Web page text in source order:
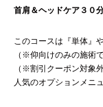
首肩＆ヘッドケア３０
このコースは『単体』
（※仰向けのみの施術で
（※割引クーポン対象外
人気のオプションメニ